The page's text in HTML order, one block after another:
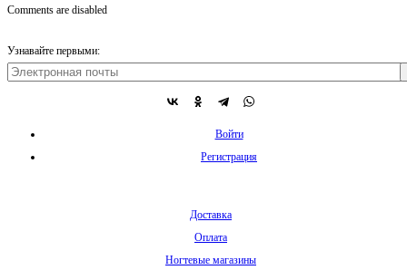
Comments are disabled
Узнавайте первыми:
Войти
Регистрация
Доставка
Оплата
Ногтевые магазины